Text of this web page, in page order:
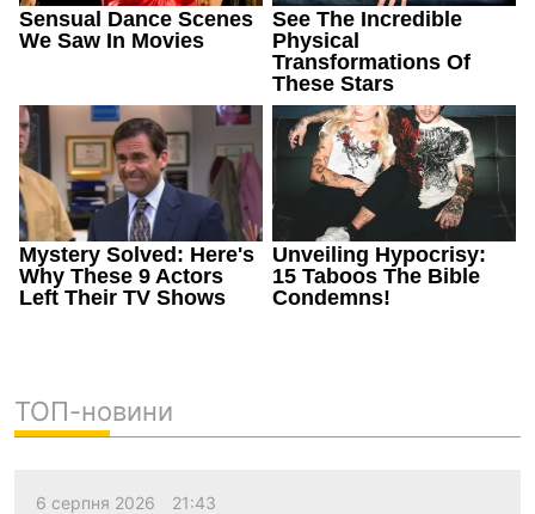
ТОП-новини
6 серпня 2026 21:43